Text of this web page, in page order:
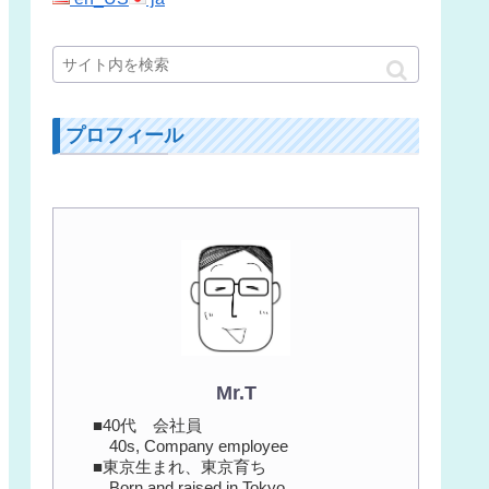
プロフィール
Mr.T
■40代 会社員
40s, Company employee
■東京生まれ、東京育ち